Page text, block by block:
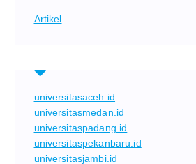
Artikel
universitasaceh.id
universitasmedan.id
universitaspadang.id
universitaspekanbaru.id
universitasjambi.id